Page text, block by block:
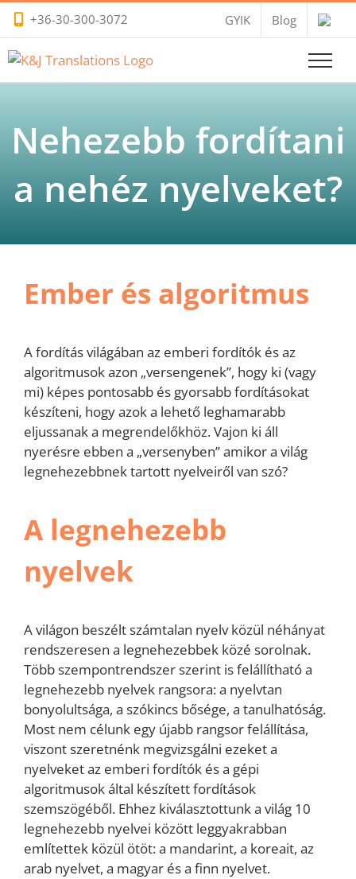
Kihagyás
+36-30-300-3072 GYIK Blog
Nehezebb fordítani
a nehéz nyelveket?
Ember és algoritmus
A fordítás világában az emberi fordítók és az
algoritmusok azon „versengenek”, hogy ki (vagy
mi) képes pontosabb és gyorsabb fordításokat
készíteni, hogy azok a lehető leghamarabb
eljussanak a megrendelőkhöz. Vajon ki áll
nyerésre ebben a „versenyben” amikor a világ
legnehezebbnek tartott nyelveiről van szó?
A legnehezebb
nyelvek
A világon beszélt számtalan nyelv közül néhányat
rendszeresen a legnehezebbek közé sorolnak.
Több szempontrendszer szerint is felállítható a
legnehezebb nyelvek rangsora: a nyelvtan
bonyolultsága, a szókincs bősége, a tanulhatóság.
Most nem célunk egy újabb rangsor felállítása,
viszont szeretnénk megvizsgálni ezeket a
nyelveket az emberi fordítók és a gépi
algoritmusok által készített fordítások
szemszögéből. Ehhez kiválasztottunk a világ 10
legnehezebb nyelvei között leggyakrabban
említettek közül ötöt: a mandarint, a koreait, az
arab nyelvet, a magyar és a finn nyelvet.